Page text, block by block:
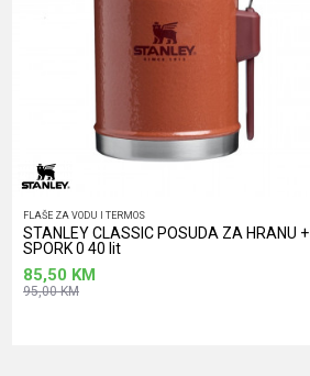
POŠALJI
FLAŠE ZA VODU I TERMOS
STANLEY CLASSIC POSUDA ZA HRANU +
SPORK 0 40 lit
85,50 KM
95,00KM